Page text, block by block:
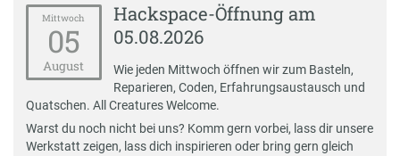
Mittwoch
05
August
Hackspace-Öffnung am
05.08.2026
Wie jeden Mittwoch öffnen wir zum Basteln,
Reparieren, Coden, Erfahrungsaustausch und
Quatschen. All Creatures Welcome.
Warst du noch nicht bei uns? Komm gern vorbei, lass dir unsere
Werkstatt zeigen, lass dich inspirieren oder bring gern gleich